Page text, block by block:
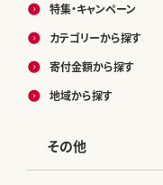
特集・キャンペーン
カテゴリーから探す
寄付金額から探す
地域から探す
その他